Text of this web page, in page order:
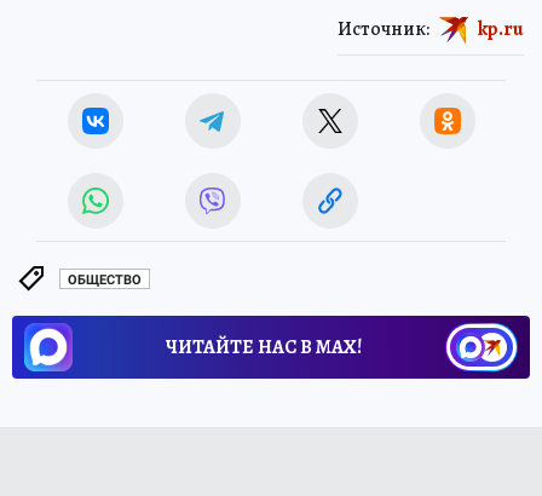
Источник: kp.ru
ОБЩЕСТВО
ЧИТАЙТЕ НАС В МАХ!